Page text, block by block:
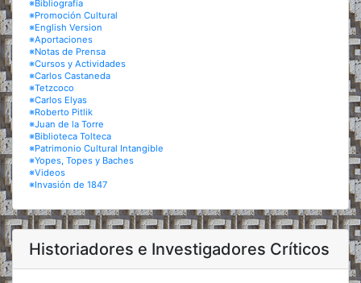
※Bibliografía
※Promoción Cultural
※English Version
※Aportaciones
※Notas de Prensa
※Cursos y Actividades
※Carlos Castaneda
※Tetzcoco
※Carlos Elyas
※Roberto Pitlik
※Juan de la Torre
※Biblioteca Tolteca
※Patrimonio Cultural Intangible
※Yopes, Topes y Baches
※Videos
※Invasión de 1847
Historiadores e Investigadores Críticos